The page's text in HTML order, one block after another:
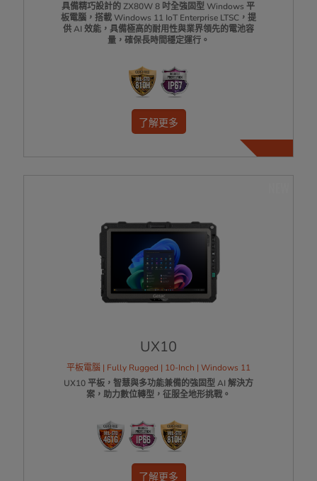
具備精巧設計的 ZX80W 8 吋全強固型 Windows 平
板電腦，搭載 Windows 11 IoT Enterprise LTSC，提
供 AI 效能，具備極高的耐用性與業界領先的電池容
量，確保長時間穩定運行。
了解更多
UX10
平板電腦 | Fully Rugged | 10-Inch | Windows 11
UX10 平板，智慧與多功能兼備的強固型 AI 解決方
案，助力數位轉型，征服全地形挑戰。
了解更多